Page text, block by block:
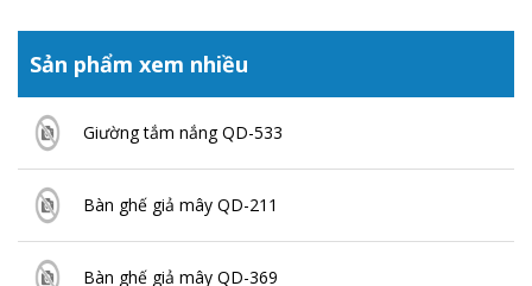
Sản phẩm xem nhiều
Giường tắm nắng QD-533
Bàn ghế giả mây QD-211
Bàn ghế giả mây QD-369